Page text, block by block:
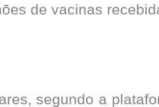
de vacinas
segundo a